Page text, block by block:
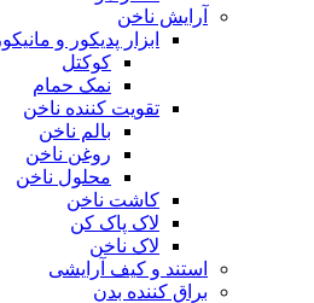
آرایش ناخن
ابزار پدیکور و مانیکور
کوکتل
نمک حمام
تقویت کننده ناخن
بالم ناخن
روغن ناخن
محلول ناخن
کاشت ناخن
لاک پاک کن
لاک ناخن
استند و کیف آرایشی
براق کننده بدن